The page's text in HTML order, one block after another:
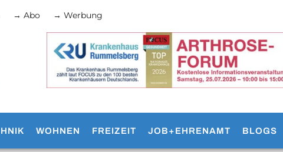
→ Abo → Werbung
WOHNEN FREIZEIT JOB+EHRENAMT BLOGS